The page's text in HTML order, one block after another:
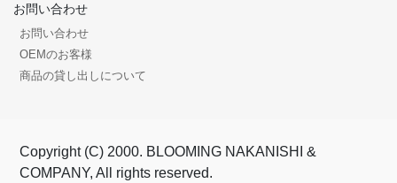
お問い合わせ
お問い合わせ
OEMのお客様
商品の貸し出しについて
Copyright (C) 2000. BLOOMING NAKANISHI &
COMPANY, All rights reserved.